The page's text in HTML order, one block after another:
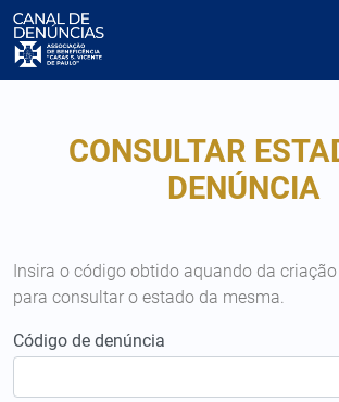
CONSULTAR
DENÚNCIA
Insira o código obtido aquando da
para consultar o estado da mesma.
Código de denúncia